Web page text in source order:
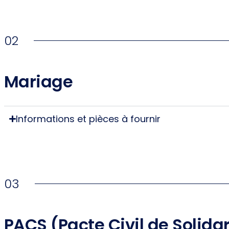
02
Mariage
Informations et pièces à fournir
03